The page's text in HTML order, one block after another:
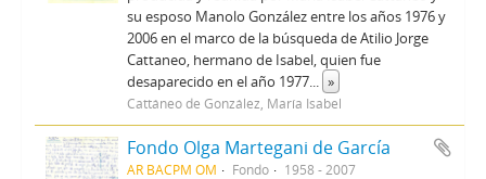
su esposo Manolo González entre los años 1976 y
2006 en el marco de la búsqueda de Atilio Jorge
Cattaneo, hermano de Isabel, quien fue
desaparecido en el año 1977... »
Cattáneo de González, María Isabel
Fondo Olga Martegani de García
AR BACPM OM Fondo 1958 - 2007